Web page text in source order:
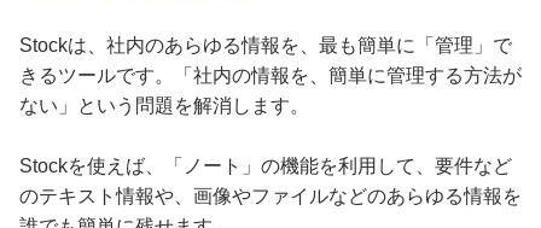
Stockは、社内のあらゆる情報を、最も簡単に「管理」で
きるツールです。「社内の情報を、簡単に管理する方法が
ない」という問題を解消します。
Stockを使えば、「ノート」の機能を利用して、要件など
のテキスト情報や、画像やファイルなどのあらゆる情報を